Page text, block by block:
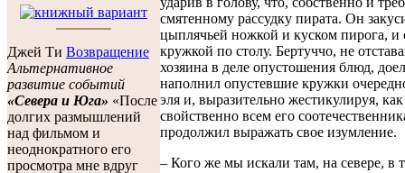
Джей Ти Возвращение
Альтернативное
развитие событий
«Севера и Юга» «После
долгих размышлений
над фильмом и
неоднократного его
просмотра мне вдруг
смятенному рассудку пирата. Он
цыплячьей ножкой и куском пирога, и
кружкой по столу. Бертуччо, не
хозяина в деле опустошения блюд,
наполнил опустевшие кружки
эля и, выразительно жестикулируя, как
свойственно всем его
продолжил выражать свое изумление.
– Кого же мы искали там, на севере, в